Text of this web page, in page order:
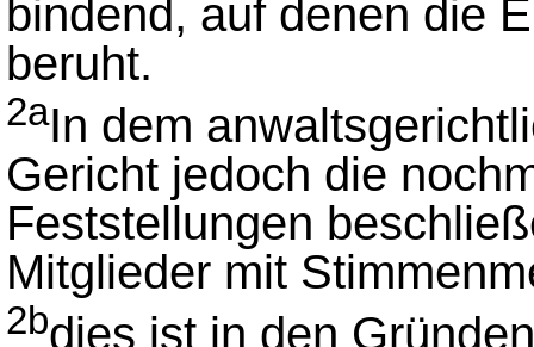
bindend, auf denen die
beruht.
2aIn dem
Gericht jedoch die
Feststellungen
Mitglieder mit
2bdies ist in den